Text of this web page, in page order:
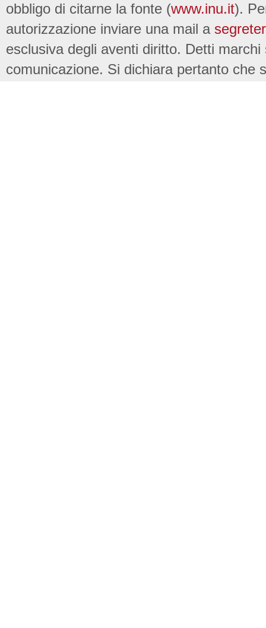
obbligo di citarne la fonte (www.inu.it).
autorizzazione inviare una mail a
esclusiva degli aventi diritto. Detti
comunicazione. Si dichiara pertanto che